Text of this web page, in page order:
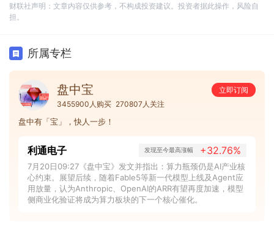
财联社声明：文章内容仅供参考，不构成投资建议。投资者据此操作，风险自
担。
所属专栏
盘中宝
立即订阅
3455900人购买 270807人关注
盘中有「宝」，快人一步！
利通电子 发现至今最高涨幅 +32.76%
7月20日09:27《盘中宝》发文并指出：算力瓶颈仍是AI产业核
心约束。展望后续，随着Fable5等新一代模型上线及Agent应
用放量，认为Anthropic、OpenAI的ARR有望再度加速，模型
侧商业化验证将成为算力板块的下一个核心催化。